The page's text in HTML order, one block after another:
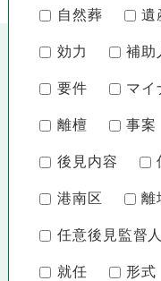
自然葬 遺
効力 補助
要件 マイ
離檀 事案
後見内容
港南区 離
任意後見監督人
就任 形式